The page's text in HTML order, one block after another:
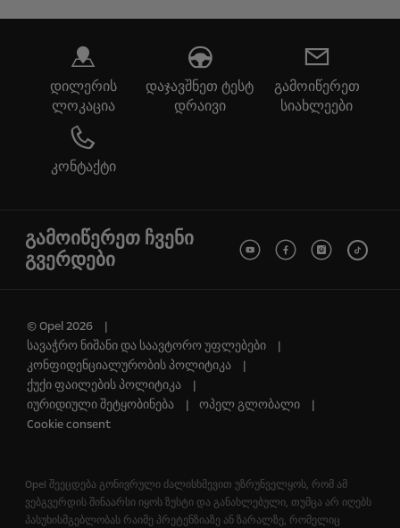
დილერის
ლოკაცია
დაჯავშნეთ ტესტ
დრაივი
გამოიწერეთ
სიახლეები
კონტაქტი
გამოიწერეთ ჩვენი
გვერდები
© Opel 2026
სავაჭრო ნიშანი და საავტორო უფლებები
კონფიდენციალურობის პოლიტიკა
ქუქი ფაილების პოლიტიკა
იურიდიული შეტყობინება
ოპელ გლობალი
Cookie consent
Opel შეეცდება გონივრული ძალისხმევით უზრუნველყოს, რომ ამ
ვებგვერდის შინაარსი იყოს ზუსტი და განახლებული, თუმცა არ იღებს
პასუხისმგებლობას რაიმე პრეტენზიაზე ან ზარალზე, რომელიც